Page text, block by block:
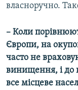
власноручно.
– Коли
Європи, на
часто не
винищення, і до
все місцеве